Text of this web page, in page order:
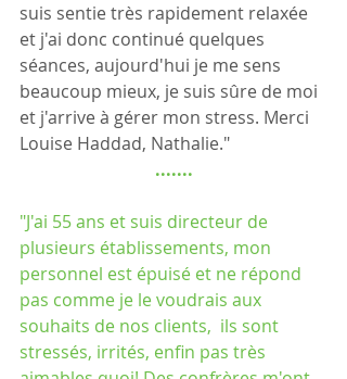
suis sentie très rapidement relaxée
et j'ai donc continué quelques
séances, aujourd'hui je me sens
beaucoup mieux, je suis sûre de moi
et j'arrive à gérer mon stress. Merci
Louise Haddad, Nathalie."
.......
"J'ai 55 ans et suis directeur de
plusieurs établissements, mon
personnel est épuisé et ne répond
pas comme je le voudrais aux
souhaits de nos clients,  ils sont
stressés, irrités, enfin pas très